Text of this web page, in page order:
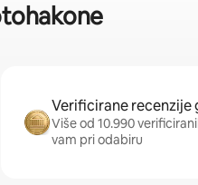
Verificirane recenzije
Više od 10.990
vam pri odabiru